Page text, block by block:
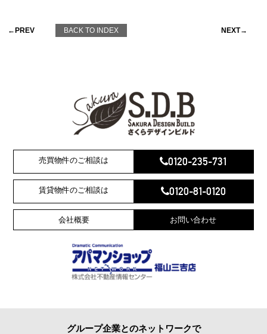
←PREV BACK TO INDEX NEXT→
売買物件のご相談は 0120-235-731
賃貸物件のご相談は 0120-81-0120
会社概要 お問い合わせ
グループ企業とのネットワークで